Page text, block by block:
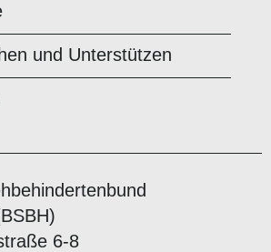
und Unterstützen
6-8